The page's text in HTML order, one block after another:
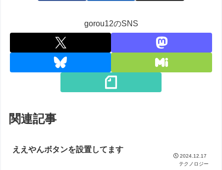
gorou12のSNS
関連記事
ええやんボタンを設置してます
2024.12.17
テクノロジー